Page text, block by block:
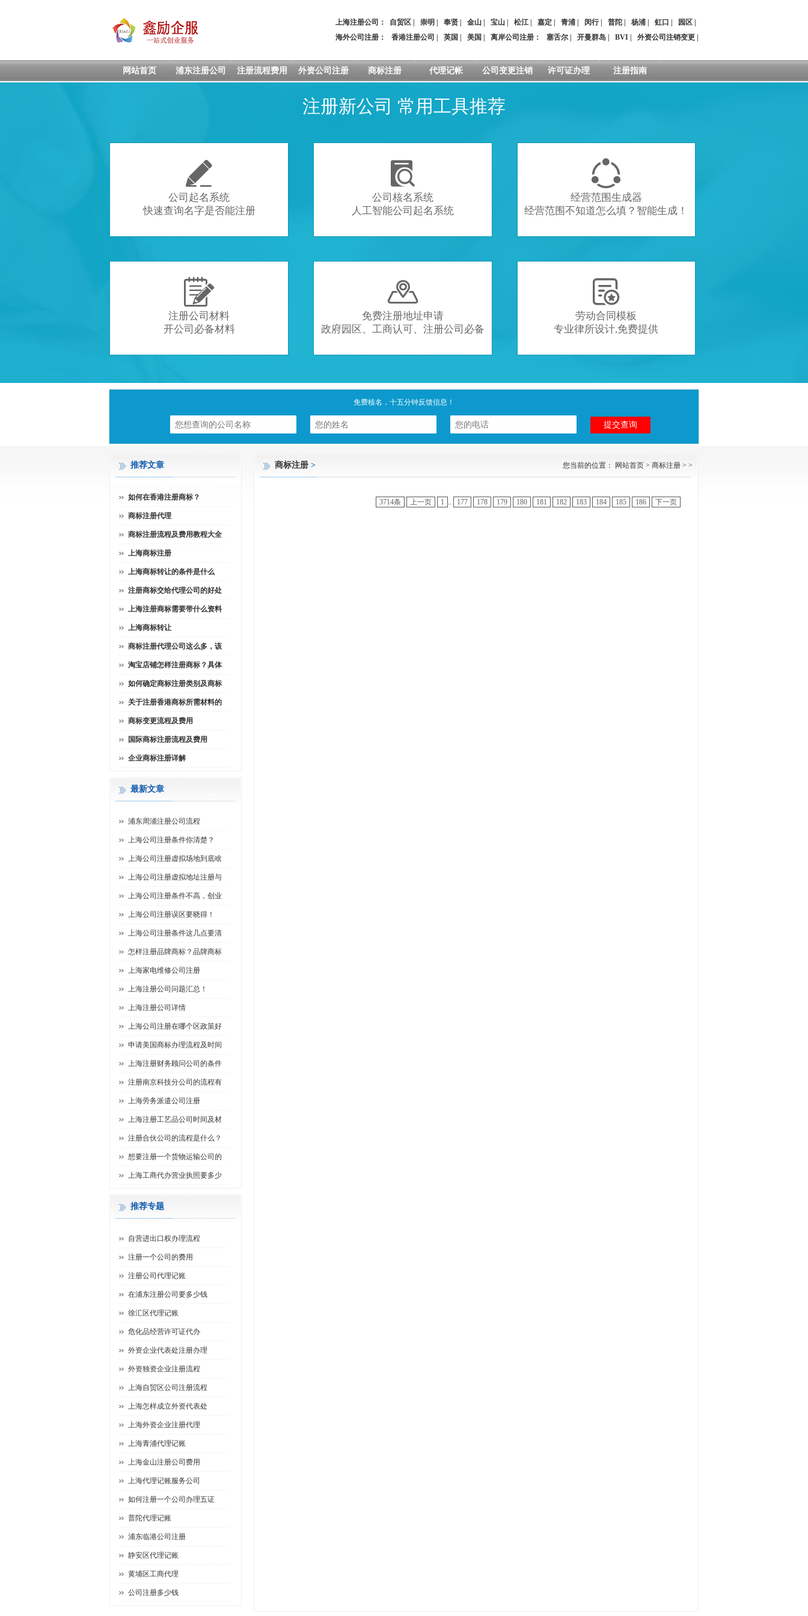
上海注册公司： 自贸区 崇明 奉贤 金山 宝山 松江 嘉定 青浦 闵行| 普陀 杨浦 虹口 园区
海外公司注册：
香港注册公司 英国 美国 离岸公司注册 ： 塞舌尔 开曼群岛 BVI 外资公司注销变更
网站首页 浦东注册公司 注册流程费用 外资公司注册 商标注册 代理记帐 公司变更注销 许可证办理 注册指南
注册新公司 常用工具推荐

公司起名系统
快速查询名字是否能注册

公司核名系统
人工智能公司起名系统

经营范围生成器
经营范围不知道怎么填？智能生成！

注册公司材料
开公司必备材料

免费注册地址申请
政府园区、工商认可、注册公司必备

劳动合同模板
专业律所设计,免费提供
免费核名，十五分钟反馈信息！
商标注册 > 您当前的位置： 网站首页 > 商标注册 > >
3714条 上一页 1 .. 177 178 179 180 181 182 183 184 185 186 下一页
推荐文章
如何在香港注册商标？
商标注册代理
商标注册流程及费用教程大全
上海商标注册
上海商标转让的条件是什么
注册商标交给代理公司的好处
上海注册商标需要带什么资料
上海商标转让
商标注册代理公司这么多，该
淘宝店铺怎样注册商标？具体
如何确定商标注册类别及商标
关于注册香港商标所需材料的
商标变更流程及费用
国际商标注册流程及费用
企业商标注册详解
最新文章
浦东周浦注册公司流程
上海公司注册条件你清楚？
上海公司注册虚拟场地到底啥
上海公司注册虚拟地址注册与
上海公司注册条件不高，创业
上海公司注册误区要晓得！
上海公司注册条件这几点要清
怎样注册品牌商标？品牌商标
上海家电维修公司注册
上海注册公司问题汇总！
上海注册公司详情
上海公司注册在哪个区政策好
申请美国商标办理流程及时间
上海注册财务顾问公司的条件
注册南京科技分公司的流程有
上海劳务派遣公司注册
上海注册工艺品公司时间及材
注册合伙公司的流程是什么？
想要注册一个货物运输公司的
上海工商代办营业执照要多少
推荐专题
自营进出口权办理流程
注册一个公司的费用
注册公司代理记账
在浦东注册公司要多少钱
徐汇区代理记账
危化品经营许可证代办
外资企业代表处注册办理
外资独资企业注册流程
上海自贸区公司注册流程
上海怎样成立外资代表处
上海外资企业注册代理
上海青浦代理记账
上海金山注册公司费用
上海代理记账服务公司
如何注册一个公司办理五证
普陀代理记账
浦东临港公司注册
静安区代理记账
黄埔区工商代理
公司注册多少钱